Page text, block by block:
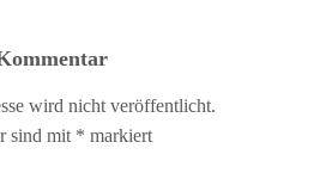
wird nicht veröffentlicht.
sind mit * markiert